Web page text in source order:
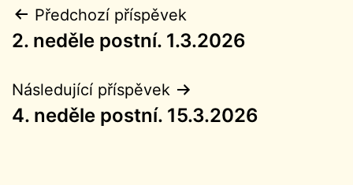
Navigace
pro
příspěvek
Předchozí příspěvek
2. neděle postní. 1.3.2026
Následující příspěvek
4. neděle postní. 15.3.2026